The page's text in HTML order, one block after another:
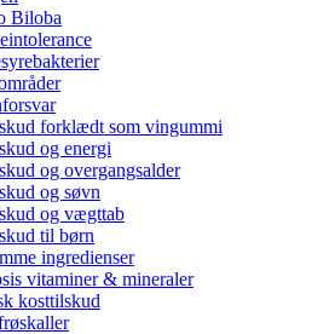
Biloba
forklædt som vingummi
og energi
og overgangsalder
og søvn
og vægttab
til børn
ingredienser
vitaminer & mineraler
kosttilskud